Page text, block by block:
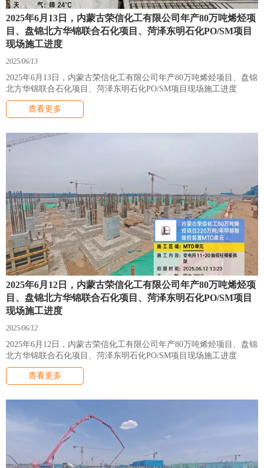
2025年6月13日，内蒙古荣信化工有限公司年产80万吨烯烃项
目、盘锦北方华锦联合石化项目、菏泽东明石化PO/SM项目
现场施工进度
2025/06/13
2025年6月13日，内蒙古荣信化工有限公司年产80万吨烯烃项目、盘锦
北方华锦联合石化项目、菏泽东明石化PO/SM项目现场施工进度
查看更多
2025年6月12日，内蒙古荣信化工有限公司年产80万吨烯烃项
目、盘锦北方华锦联合石化项目、菏泽东明石化PO/SM项目
现场施工进度
2025/06/12
2025年6月12日，内蒙古荣信化工有限公司年产80万吨烯烃项目、盘锦
北方华锦联合石化项目、菏泽东明石化PO/SM项目现场施工进度
查看更多